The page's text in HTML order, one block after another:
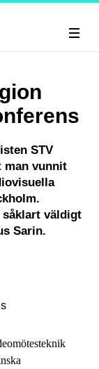
STV
man vunnit
väldigt
Sarin.